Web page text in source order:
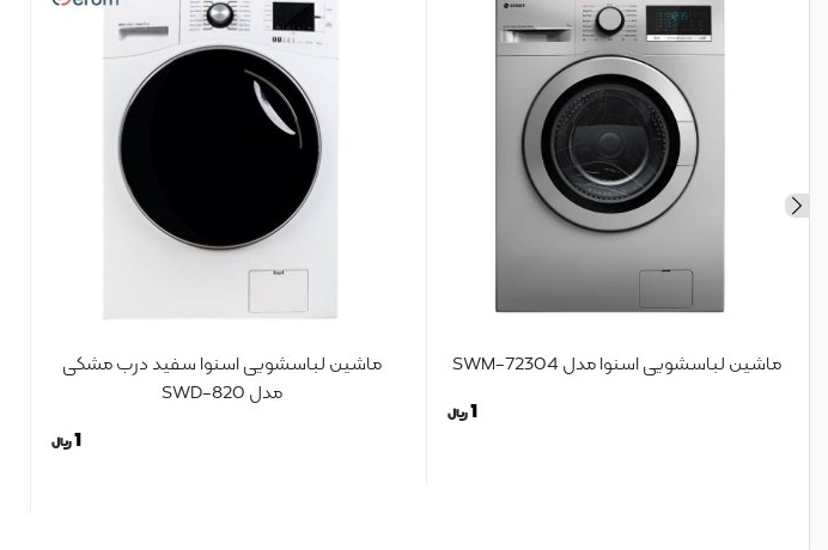
ماشین لباسشویی اسنوا مدل SWM-72304
1ریال
ماشین لباسشویی اسنوا سفید درب مشکی
مدل SWD-820
1ریال